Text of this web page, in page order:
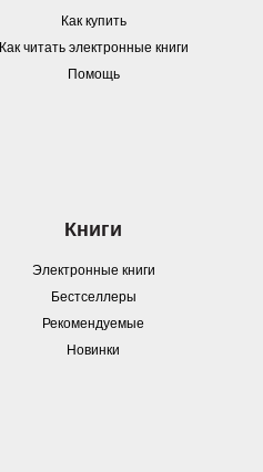
Как купить
Как читать электронные книги
Помощь
Книги
Электронные книги
Бестселлеры
Рекомендуемые
Новинки